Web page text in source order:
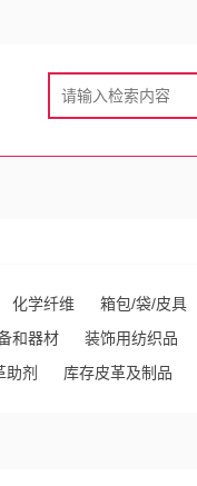
化学纤维 箱包/袋/皮具
和器材 装饰用纺织品
助剂 库存皮革及制品